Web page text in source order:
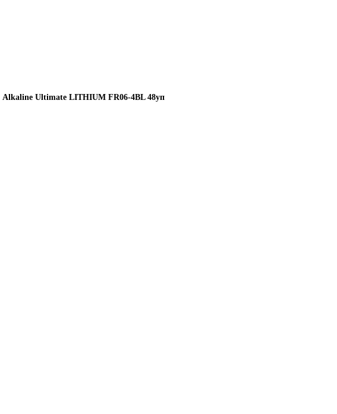
Alkaline Ultimate LITHIUM FR06-4BL 48уп